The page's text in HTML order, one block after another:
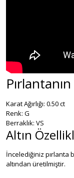
Karat Ağırlığı: 0.50 ct
Renk: G
Berraklık: VS
Altın
İncelediğiniz pırlanta
altından üretilmiştir.